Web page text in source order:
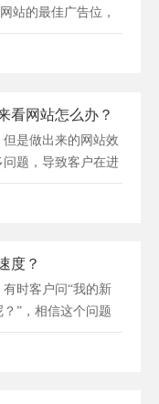
站的最佳广告位，
看网站怎么办？
是做出来的网站效
题，导致客户在进
度？
时客户问“我的新
”，相信这个问题